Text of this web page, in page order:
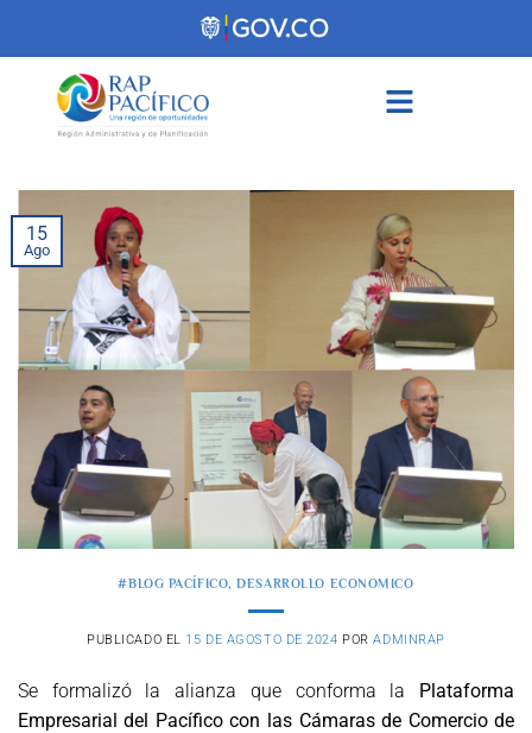
15
Ago
#BLOG PACÍFICO,DESARROLLO ECONOMICO
PUBLICADO EL 15 DE AGOSTO DE 2024 PORADMINRAP
Se formalizó la alianza que conforma la Plataforma
Empresarial del Pacífico con las Cámaras de Comercio de